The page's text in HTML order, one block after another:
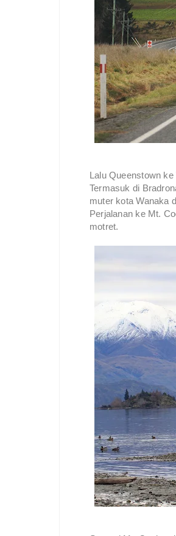
Lalu Queenstown
Termasuk di
muter kota Wanaka
Perjalanan ke Mt.
motret.